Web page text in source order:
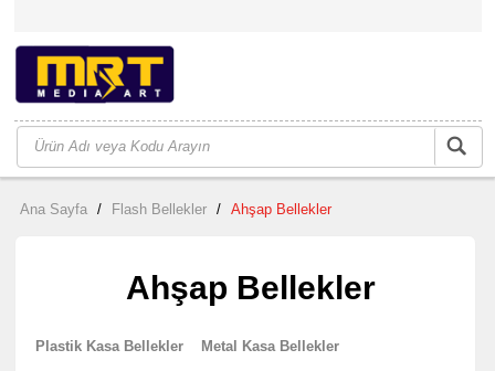
Ana Sayfa / Flash Bellekler / Ahşap Bellekler
Ahşap Bellekler
Plastik Kasa Bellekler Metal Kasa Bellekler